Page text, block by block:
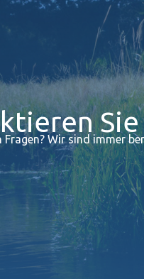
Fragen? Wir sind immer